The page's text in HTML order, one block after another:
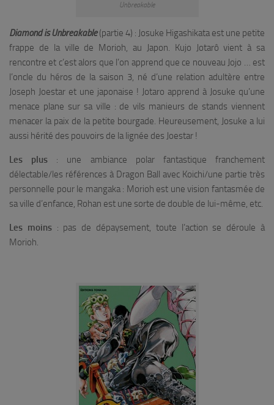
Unbreakable
Diamond is Unbreakable(partie 4) : Josuke Higashikata est une petite
frappe de la ville de Morioh, au Japon. Kujo Jotarô vient à sa
rencontre et c’est alors que l’on apprend que ce nouveau Jojo … est
l’oncle du héros de la saison 3, né d’une relation adultère entre
Joseph Joestar et une japonaise ! Jotaro apprend à Josuke qu’une
menace plane sur sa ville : de vils manieurs de stands viennent
menacer la paix de la petite bourgade. Heureusement, Josuke a lui
aussi hérité des pouvoirs de la lignée des Joestar !
Les plus : une ambiance polar fantastique franchement
délectable/les références à Dragon Ball avec Koichi/une partie très
personnelle pour le mangaka : Morioh est une vision fantasmée de
sa ville d’enfance, Rohan est une sorte de double de lui-même, etc.
Les moins: pas de dépaysement, toute l’action se déroule à
Morioh.